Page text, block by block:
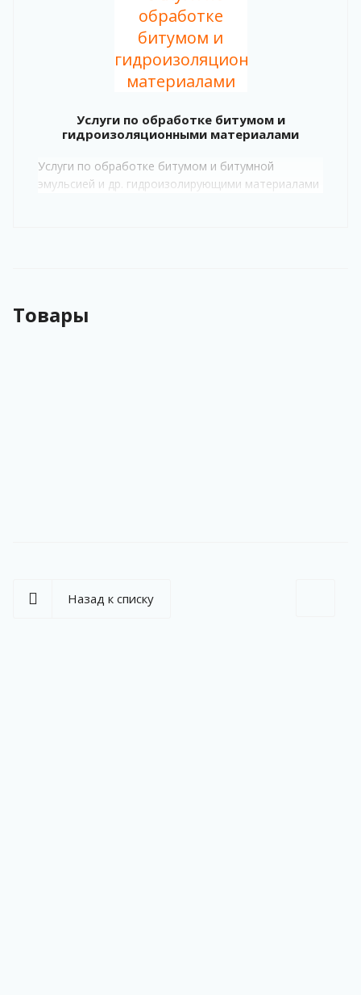
Услуги по обработке битумом и
гидроизоляционными материалами
Услуги по обработке битумом и битумной
эмульсией и др. гидроизолирующими материалами
Товары
Назад к списку